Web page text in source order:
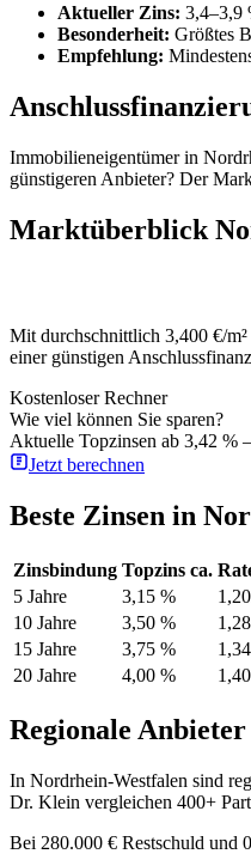
Aktueller Zins: 3,4–3,9
Besonderheit: Größtes
Empfehlung:
Immobilieneigentümer in
günstigeren Anbieter? Der
Marktüberblick
Mit durchschnittlich 3,400 €/
einer günstigen
Kostenloser Rechner
Wie viel können Sie sparen?
Aktuelle Topzinsen ab 3,42 %
Jetzt berechnen
Beste Zinsen in
Zinsbindung Topzins ca.
5 Jahre
3,15 %
10 Jahre
3,50 %
15 Jahre
3,75 %
20 Jahre
4,00 %
Regionale
In Nordrhein-Westfalen sind
Dr. Klein vergleichen 400+
Bei 280.000 € Restschuld und